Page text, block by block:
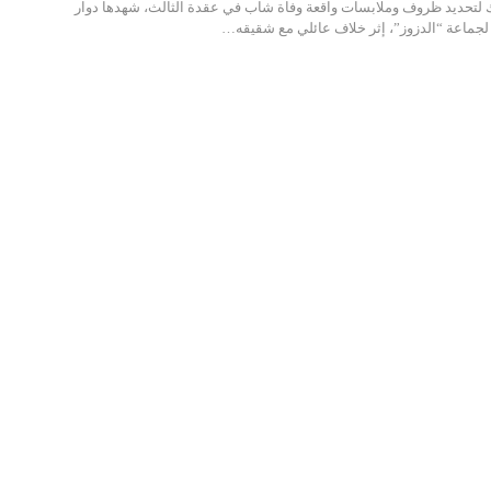
لتحديد ظروف وملابسات واقعة وفاة شاب في عقدة الثالث، شهدها دوار
“الدزوز”، إثر خلاف عائلي مع شقيقه…